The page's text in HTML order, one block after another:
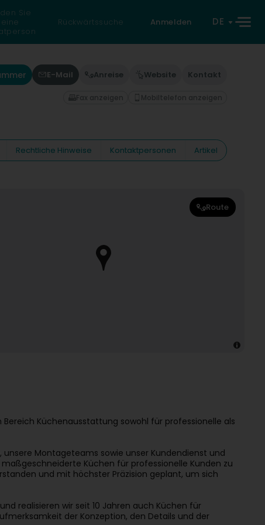
Sie
eine
Rückwärtssuche Anmelden DE
E-Mail Anreise Website Kontakt
Fax anzeigen Mobiltelefon anzeigen
Rechtliche Hinweise Kontaktpersonen Artikel
Route
Bereich Küchenausstattung sowohl für professionelle als
Montageteams sowie unser Kundendienst und
Küchen für professionelle Kunden zu
und mit höchster Präzision geplant, um sich
realisieren wir seit 10 Jahren auch Küchen für
der Konzeption, den Details und der